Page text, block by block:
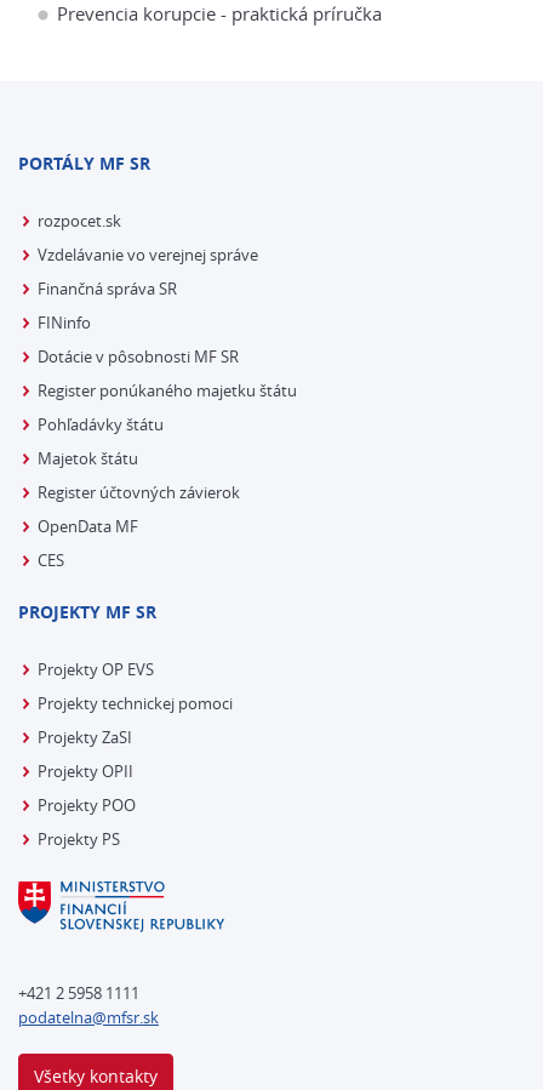
Prevencia korupcie - praktická príručka
PORTÁLY MF SR
rozpocet.sk
Vzdelávanie vo verejnej správe
Finančná správa SR
FINinfo
Dotácie v pôsobnosti MF SR
Register ponúkaného majetku štátu
Pohľadávky štátu
Majetok štátu
Register účtovných závierok
OpenData MF
CES
PROJEKTY MF SR
Projekty OP EVS
Projekty technickej pomoci
Projekty ZaSI
Projekty OPII
Projekty POO
Projekty PS
+421 2 5958 1111
podatelna@mfsr.sk
Všetky kontakty